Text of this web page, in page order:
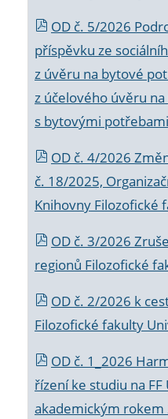
OD č. 5/2026
příspěvku ze
z úvěru na bytové
z účelového úvěru
s bytovými
OD č. 4/2026
č. 18/2025,
Knihovny Filozofické
OD č. 3/2026
regionů Filozofické
OD č. 2/2026 k
Filozofické fakulty
OD č. 1_2026
řízení ke studiu na
akademickým